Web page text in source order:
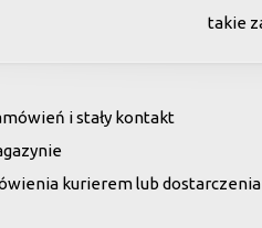
takie
i stały kontakt
kurierem lub